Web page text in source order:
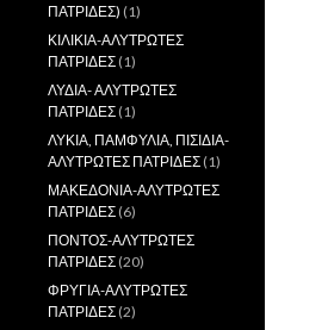
ΠΑΤΡΙΔΕΣ) (1)
ΚΙΛΙΚΙΑ-ΑΛΥΤΡΩΤΕΣ
ΠΑΤΡΙΔΕΣ (1)
ΛΥΔΙΑ- ΑΛΥΤΡΩΤΕΣ
ΠΑΤΡΙΔΕΣ (1)
ΛΥΚΙΑ, ΠΑΜΦΥΛΙΑ, ΠΙΣΙΔΙΑ-
ΑΛΥΤΡΩΤΕΣ ΠΑΤΡΙΔΕΣ (1)
ΜΑΚΕΔΟΝΙΑ-ΑΛΥΤΡΩΤΕΣ
ΠΑΤΡΙΔΕΣ (6)
ΠΟΝΤΟΣ-ΑΛΥΤΡΩΤΕΣ
ΠΑΤΡΙΔΕΣ (20)
ΦΡΥΓΙΑ-ΑΛΥΤΡΩΤΕΣ
ΠΑΤΡΙΔΕΣ (2)